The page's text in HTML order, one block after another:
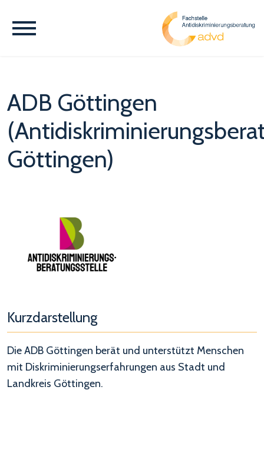
ADB Göttingen
Göttingen)
Kurzdarstellung
Die ADB Göttingen berät und unterstützt Menschen
mit Diskriminierungserfahrungen aus Stadt und
Landkreis Göttingen.